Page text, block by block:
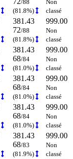
/88
(81.8%)
Non
classé
381.43
72/88
(81.8%)
999.00
Non
classé
381.43
68/84
(81.0%)
999.00
Non
classé
381.43
68/84
(81.0%)
999.00
Non
classé
381.43
68/84
(81.0%)
999.00
Non
classé
381.43
68/83
(81.9%)
999.00
Non
classé